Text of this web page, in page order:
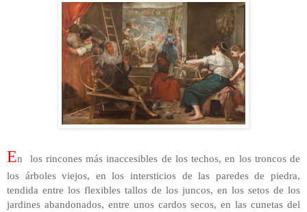
En los rincones más inaccesibles de los techos, en los troncos de
los árboles viejos, en los intersticios de las paredes de piedra,
tendida entre los flexibles tallos de los juncos, en los setos de los
jardines abandonados, entre unos cardos secos, en las cunetas del